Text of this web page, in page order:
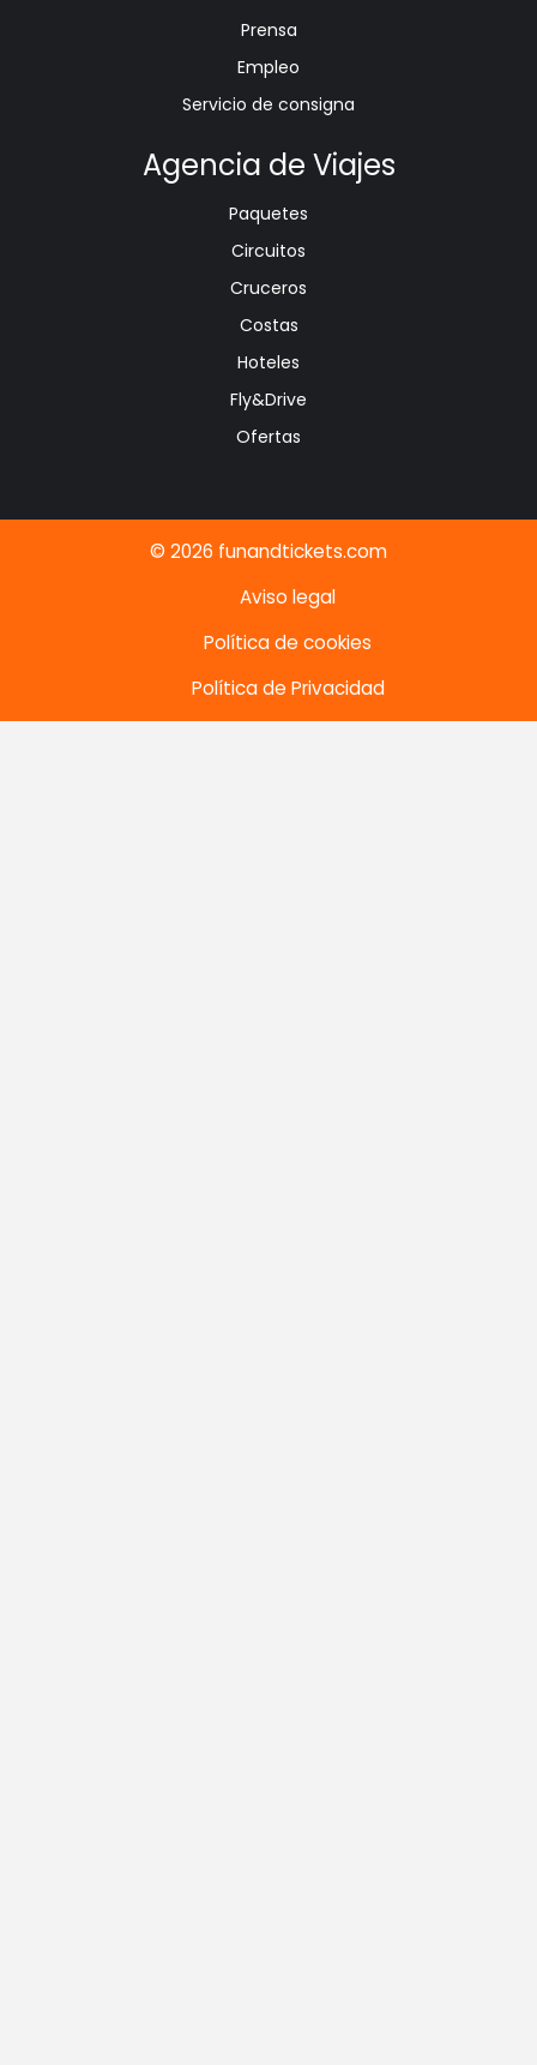
Prensa
Empleo
Servicio de consigna
Agencia de Viajes
Paquetes
Circuitos
Cruceros
Costas
Hoteles
Fly&Drive
Ofertas
© 2026 funandtickets.com
Aviso legal
Política de cookies
Política de Privacidad